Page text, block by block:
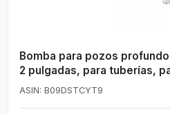
Bomba para pozos
2 pulgadas, para tuberías,
para jardín, 1000 l/h
ASIN: B09DSTCYT9